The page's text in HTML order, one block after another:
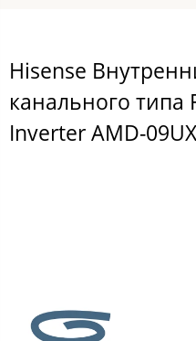
Hisense
канального типа
Inverter AMD-